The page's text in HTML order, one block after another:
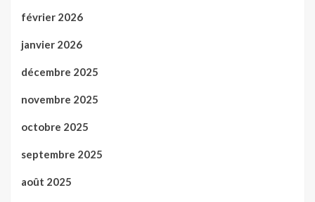
février 2026
janvier 2026
décembre 2025
novembre 2025
octobre 2025
septembre 2025
août 2025